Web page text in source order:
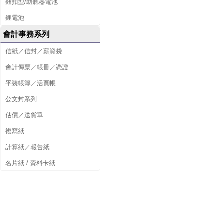
鈕扣型/助聽器電池
鋰電池
會計事務系列
信紙／信封／薪資袋
會計傳票／帳冊／憑證
平裝帳簿／活頁帳
公文封系列
估價／送貨單
複寫紙
計算紙／報告紙
名片紙 / 資料卡紙